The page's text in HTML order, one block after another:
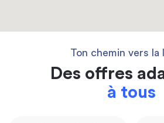
Ton chemin vers la
Des offres
à tous